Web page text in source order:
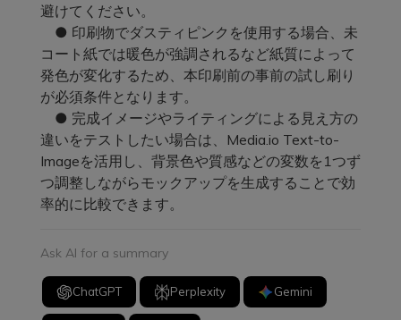
避けてください。
● 印刷物でダスティピンクを使用する場合、未
コート紙では暖色が強調されるなど紙質によって
発色が変化するため、本印刷前の事前の試し刷り
が必須条件となります。
● 完成イメージやライティングによる見え方の
違いをテストしたい場合は、Media.io Text-to-
Imageを活用し、背景色や質感などの変数を1つず
つ調整しながらモックアップを生成することで効
率的に比較できます。
Ask AI for a summary
ChatGPT Perplexity Gemini